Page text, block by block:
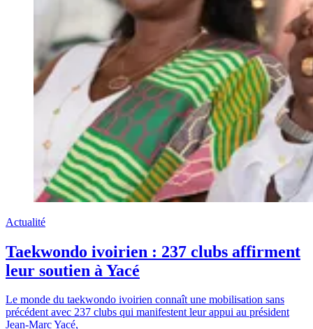
Actualité
Taekwondo ivoirien : 237 clubs affirment
leur soutien à Yacé
Le monde du taekwondo ivoirien connaît une mobilisation sans
précédent avec 237 clubs qui manifestent leur appui au président
Jean-Marc Yacé,